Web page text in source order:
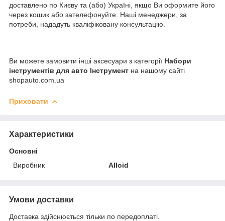
доставлено по Києву та (або) Україні, якщо Ви оформите його
через кошик або зателефонуйте. Наші менеджери, за
потреби, нададуть кваліфіковану консультацію.
Ви можете замовити інші аксесуари з категорії Набори
інструментів для авто Інструмент на нашому сайті
shopauto.com.ua
Приховати
Характеристики
Основні
Виробник
Alloid
Умови доставки
Доставка здійснюється тільки по передоплаті.